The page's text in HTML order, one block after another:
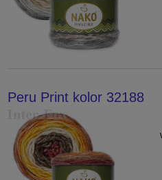
Peru Print kolor 32188